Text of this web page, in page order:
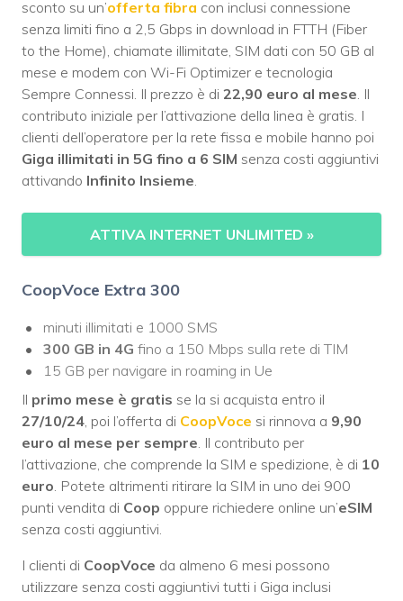
sconto su un’offerta fibra con inclusi connessione
senza limiti fino a 2,5 Gbps in download in FTTH (Fiber
to the Home), chiamate illimitate, SIM dati con 50 GB al
mese e modem con Wi-Fi Optimizer e tecnologia
Sempre Connessi. Il prezzo è di 22,90 euro al mese. Il
contributo iniziale per l’attivazione della linea è gratis. I
clienti dell’operatore per la rete fissa e mobile hanno poi
Giga illimitati in 5G fino a 6 SIM senza costi aggiuntivi
attivando Infinito Insieme.
ATTIVA INTERNET UNLIMITED »
CoopVoce Extra 300
minuti illimitati e 1000 SMS
300 GB in 4G fino a 150 Mbps sulla rete di TIM
15 GB per navigare in roaming in Ue
Il primo mese è gratis se la si acquista entro il
27/10/24, poi l’offerta di CoopVoce si rinnova a 9,90
euro al mese per sempre. Il contributo per
l’attivazione, che comprende la SIM e spedizione, è di 10
euro. Potete altrimenti ritirare la SIM in uno dei 900
punti vendita di Coop oppure richiedere online un’eSIM
senza costi aggiuntivi.
I clienti di CoopVoce da almeno 6 mesi possono
utilizzare senza costi aggiuntivi tutti i Giga inclusi